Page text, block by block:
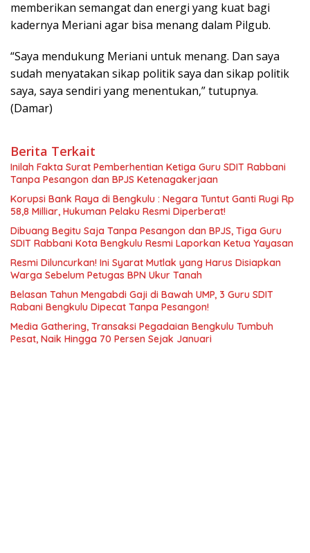
memberikan semangat dan energi yang kuat bagi
kadernya Meriani agar bisa menang dalam Pilgub.
“Saya mendukung Meriani untuk menang. Dan saya
sudah menyatakan sikap politik saya dan sikap politik
saya, saya sendiri yang menentukan,” tutupnya.
(Damar)
Berita Terkait
Inilah Fakta Surat Pemberhentian Ketiga Guru SDIT Rabbani
Tanpa Pesangon dan BPJS Ketenagakerjaan
Korupsi Bank Raya di Bengkulu : Negara Tuntut Ganti Rugi Rp
58,8 Milliar, Hukuman Pelaku Resmi Diperberat!
Dibuang Begitu Saja Tanpa Pesangon dan BPJS, Tiga Guru
SDIT Rabbani Kota Bengkulu Resmi Laporkan Ketua Yayasan
Resmi Diluncurkan! Ini Syarat Mutlak yang Harus Disiapkan
Warga Sebelum Petugas BPN Ukur Tanah
Belasan Tahun Mengabdi Gaji di Bawah UMP, 3 Guru SDIT
Rabani Bengkulu Dipecat Tanpa Pesangon!
Media Gathering, Transaksi Pegadaian Bengkulu Tumbuh
Pesat, Naik Hingga 70 Persen Sejak Januari